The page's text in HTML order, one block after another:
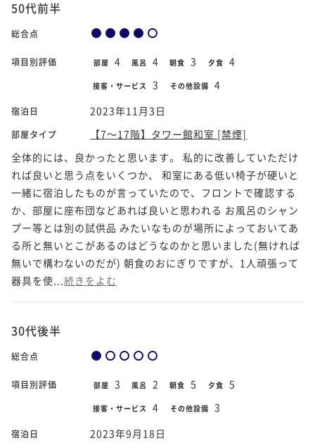
50代前半
総合点
項目別評価 部屋 4 風呂 4 朝食 3 夕食 4
接客・サービス 3 その他設備 4
宿泊日 2023年11月3日
部屋タイプ
【7～17階】タワー館和室 [禁煙]
全体的には、良かったと思います。 私的に改善していただけ
れば良いと思う点をいくつか、 和室にある低い椅子が硬いと
一緒に宿泊したものが言っていたので、フロントで確認する
か、部屋に座布団などあれば良いと思われる お風呂のシャン
プー等とは別の試供品 みたいなものが場所によっておいてあ
る所と無いとこがあるのはどうなのかと思いました(無ければ
無いで構わないのだが) 朝食のおにぎりですが、1人頑張って
器具を使... 続きをよむ
30代後半
総合点
項目別評価 部屋 3 風呂 2 朝食 5 夕食 5
接客・サービス 4 その他設備 3
宿泊日 2023年9月18日